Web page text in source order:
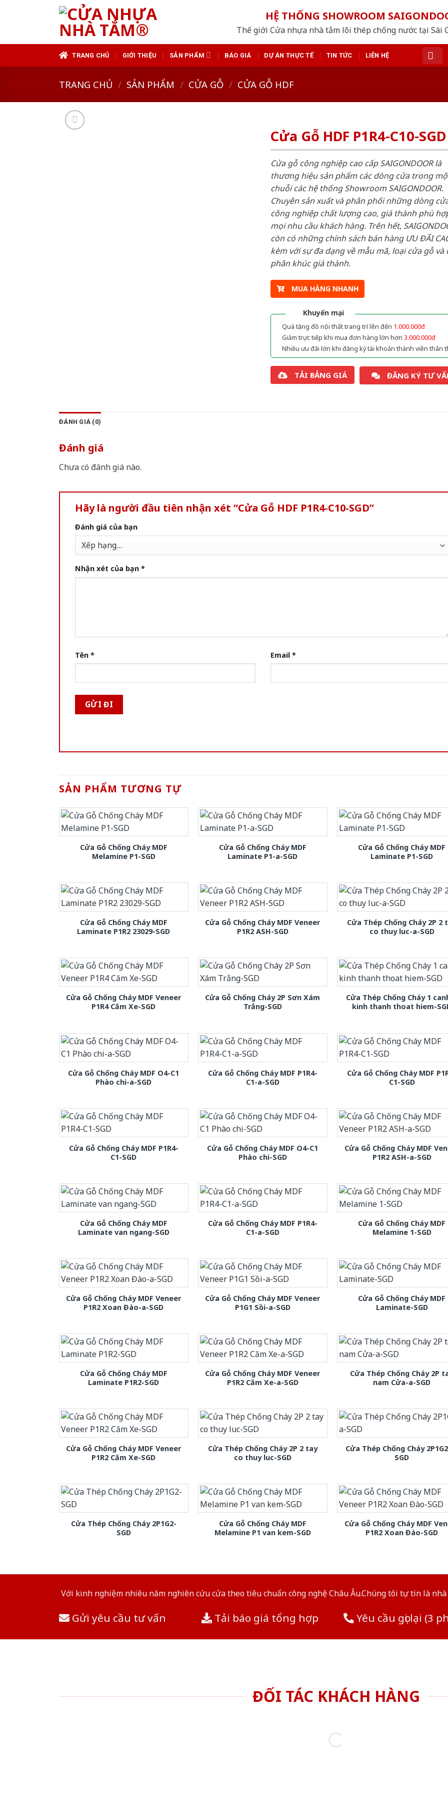
HỆ THỐNG SHOWROOM
Thế giới Cửa nhựa nhà tắm lõi thép chống nước tại Sài
TRANG CHỦ GIỚI THIỆU SẢN PHẨM BÁO GIÁ DỰ ÁN THỰC TẾ TIN TỨC LIÊN HỆ
TRANG CHỦ / SẢN PHẨM / CỬA GỖ / CỬA GỖ HDF
Cửa Gỗ HDF P1R4-C10-SGD
Cửa gỗ công nghiệp cao cấp SAIGONDOOR là
thương hiệu sản phẩm các dòng cửa trong
chuỗi các hệ thống Showroom SAIGONDOOR.
Chuyên sản xuất và phân phối những dòng
công nghiệp chất lượng cao, giá thành phù
mọi nhu cầu khách hàng. Trên hết,
còn có những chính sách bán hàng ƯU ĐÃI
kèm với sự đa dạng về mẫu mã, loại cửa gỗ và
phân khúc giá thành.
MUA HÀNG NHANH
Khuyến mại
Quà tặng đồ nội thất trang trí lên đến 1.000.000đ
Giảm trực tiếp khi mua đơn hàng lớn hơn 3.000.000đ
Nhiều ưu đãi lớn khi đăng ký tài khoản thành viên thân
TẢI BẢNG GIÁ ĐĂNG KÝ TƯ
ĐÁNH GIÁ (0)
Đánh giá
Chưa có đánh giá nào.
Hãy là người đầu tiên nhận xét “Cửa Gỗ HDF P1R4-C10-SGD”
Đánh giá của bạn
Nhận xét của bạn *
Tên * Email *
SẢN PHẨM TƯƠNG TỰ
Cửa Gỗ Chống Cháy MDF
Melamine P1-SGD
Cửa Gỗ Chống Cháy MDF
Laminate P1-a-SGD
Cửa Gỗ Chống Cháy MDF
Laminate P1-SGD
Cửa Gỗ Chống Cháy MDF
Laminate P1R2 23029-SGD
Cửa Gỗ Chống Cháy MDF Veneer
P1R2 ASH-SGD
Cửa Thép Chống Cháy 2P 2
co thuy luc-a-SGD
Cửa Gỗ Chống Cháy MDF Veneer
P1R4 Căm Xe-SGD
Cửa Gỗ Chống Cháy 2P Sơn Xám
Trắng-SGD
Cửa Thép Chống Cháy 1
kinh thanh thoat hiem-
Cửa Gỗ Chống Cháy MDF O4-C1
Phào chi-a-SGD
Cửa Gỗ Chống Cháy MDF P1R4-
C1-a-SGD
Cửa Gỗ Chống Cháy MDF
C1-SGD
Cửa Gỗ Chống Cháy MDF P1R4-
C1-SGD
Cửa Gỗ Chống Cháy MDF O4-C1
Phào chi-SGD
Cửa Gỗ Chống Cháy MDF
P1R2 ASH-a-SGD
Cửa Gỗ Chống Cháy MDF
Laminate van ngang-SGD
Cửa Gỗ Chống Cháy MDF P1R4-
C1-a-SGD
Cửa Gỗ Chống Cháy MDF
Melamine 1-SGD
Cửa Gỗ Chống Cháy MDF Veneer
P1R2 Xoan Đào-a-SGD
Cửa Gỗ Chống Cháy MDF Veneer
P1G1 Sồi-a-SGD
Cửa Gỗ Chống Cháy MDF
Laminate-SGD
Cửa Gỗ Chống Cháy MDF
Laminate P1R2-SGD
Cửa Gỗ Chống Cháy MDF Veneer
P1R2 Căm Xe-a-SGD
Cửa Thép Chống Cháy 2P
nam Cửa-a-SGD
Cửa Gỗ Chống Cháy MDF Veneer
P1R2 Căm Xe-SGD
Cửa Thép Chống Cháy 2P 2 tay
co thuy luc-SGD
Cửa Thép Chống Cháy
SGD
Cửa Thép Chống Cháy 2P1G2-
SGD
Cửa Gỗ Chống Cháy MDF
Melamine P1 van kem-SGD
Cửa Gỗ Chống Cháy MDF
P1R2 Xoan Đào-SGD
Với kinh nghiệm nhiêu năm nghiên cứu cửa theo tiêu chuẩn công nghệ Châu Âu.Chúng tôi tự tin là
Gửi yêu cầu tư vấn Tải báo giá tổng hợp Yêu cầu gọi lại (3
ĐỐI TÁC KHÁCH HÀNG